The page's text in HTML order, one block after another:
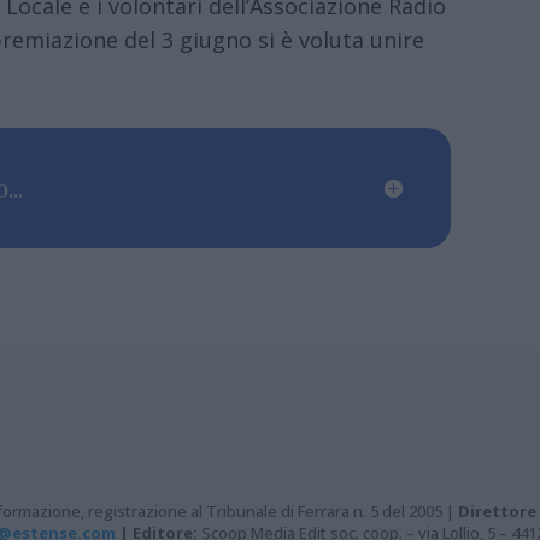
del 3 giugno si è voluta unire
registrazione al Tribunale di Ferrara n. 5 del 2005 | Direttore
| Editore: Scoop Media Edit soc. coop. – via Lollio, 5 –